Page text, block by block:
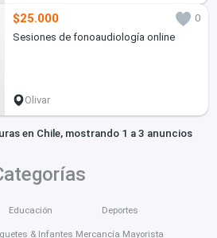
$25.000
0
Sesiones de fonoaudiología online
Olivar
en Chile, mostrando 1 a 3 anuncios
Educación
& Infantes
Deportes
Mercancía Mayorista